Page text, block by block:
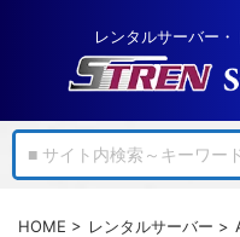
レンタルサーバー
HOME > レンタルサーバー >